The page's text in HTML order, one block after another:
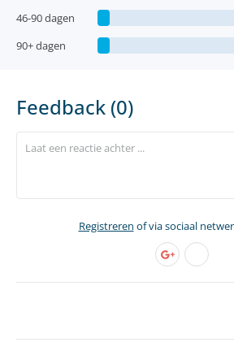
46-90 dagen
90+ dagen
Feedback (0)
Registreren of via sociaal